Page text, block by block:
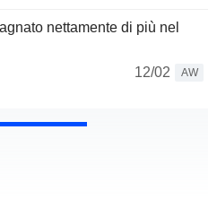
nettamente di più nel
12/02
AW